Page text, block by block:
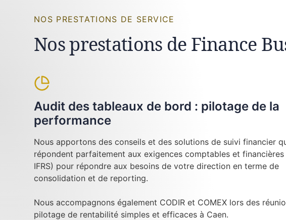
NOS PRESTATIONS DE SERVICE
Nos prestations de Finance
Audit des tableaux de bord : pilotage de la
performance
Nous apportons des conseils et des solutions de suivi financier
répondent parfaitement aux exigences comptables et
IFRS) pour répondre aux besoins de votre direction en terme de
consolidation et de reporting.
Nous accompagnons également CODIR et COMEX lors des
pilotage de rentabilité simples et efficaces à Caen.